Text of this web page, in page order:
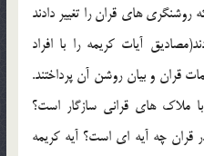
هاي قران را تغيير دادند
آيات کريمه را با افراد
قران و بيان روشن آن پرداختند.
ملاک هاي قراني سازگار است؟
چه آيه اي است؟ آيه کريمه